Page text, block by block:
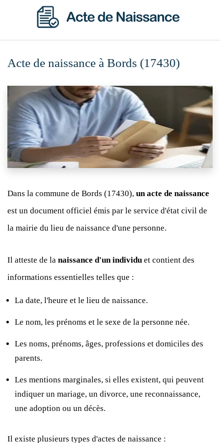
Acte de naissance à Bords (17430)
Dans la commune de Bords (17430), un acte de naissance
est un document officiel émis par le service d'état civil de
la mairie du lieu de naissance d'une personne.
Il atteste de la naissance d'un individu et contient des
informations essentielles telles que :
La date, l'heure et le lieu de naissance.
Le nom, les prénoms et le sexe de la personne née.
Les noms, prénoms, âges, professions et domiciles des
parents.
Les mentions marginales, si elles existent, qui peuvent
indiquer un mariage, un divorce, une reconnaissance,
une adoption ou un décès.
Il existe plusieurs types d'actes de naissance :